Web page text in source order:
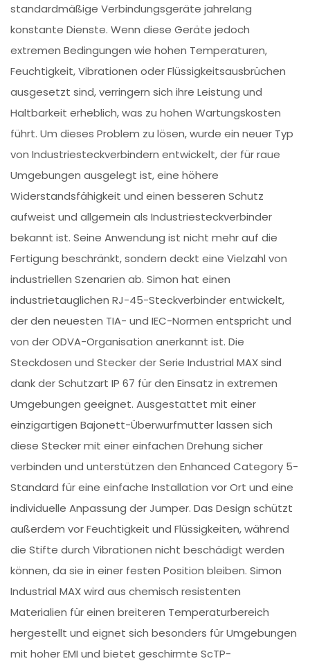
standardmäßige Verbindungsgeräte jahrelang
konstante Dienste. Wenn diese Geräte jedoch
extremen Bedingungen wie hohen Temperaturen,
Feuchtigkeit, Vibrationen oder Flüssigkeitsausbrüchen
ausgesetzt sind, verringern sich ihre Leistung und
Haltbarkeit erheblich, was zu hohen Wartungskosten
führt. Um dieses Problem zu lösen, wurde ein neuer Typ
von Industriesteckverbindern entwickelt, der für raue
Umgebungen ausgelegt ist, eine höhere
Widerstandsfähigkeit und einen besseren Schutz
aufweist und allgemein als Industriesteckverbinder
bekannt ist. Seine Anwendung ist nicht mehr auf die
Fertigung beschränkt, sondern deckt eine Vielzahl von
industriellen Szenarien ab. Simon hat einen
industrietauglichen RJ-45-Steckverbinder entwickelt,
der den neuesten TIA- und IEC-Normen entspricht und
von der ODVA-Organisation anerkannt ist. Die
Steckdosen und Stecker der Serie Industrial MAX sind
dank der Schutzart IP 67 für den Einsatz in extremen
Umgebungen geeignet. Ausgestattet mit einer
einzigartigen Bajonett-Überwurfmutter lassen sich
diese Stecker mit einer einfachen Drehung sicher
verbinden und unterstützen den Enhanced Category 5-
Standard für eine einfache Installation vor Ort und eine
individuelle Anpassung der Jumper. Das Design schützt
außerdem vor Feuchtigkeit und Flüssigkeiten, während
die Stifte durch Vibrationen nicht beschädigt werden
können, da sie in einer festen Position bleiben. Simon
Industrial MAX wird aus chemisch resistenten
Materialien für einen breiteren Temperaturbereich
hergestellt und eignet sich besonders für Umgebungen
mit hoher EMI und bietet geschirmte ScTP-